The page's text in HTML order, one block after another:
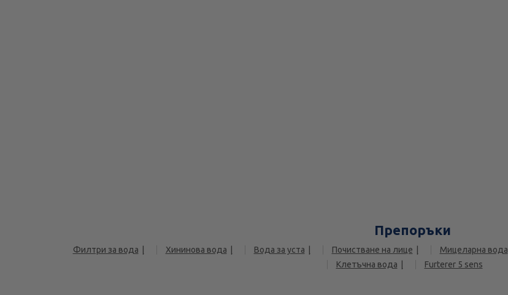
Препоръки
Филтри за вода Хининова вода Вода за уста Почистване на лице Мицеларна вода
Клетъчна вода
Furterer 5 sens